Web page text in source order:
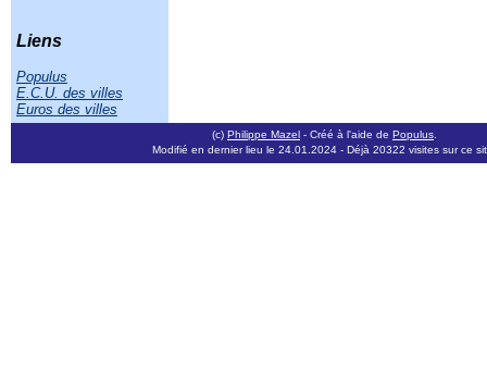
Liens
Populus
E.C.U. des villes
Euros des villes
(c) Philippe Mazel - Créé à l'aide de Populus
Modifié en dernier lieu le 24.01.2024 - Déjà 20322 visites sur ce